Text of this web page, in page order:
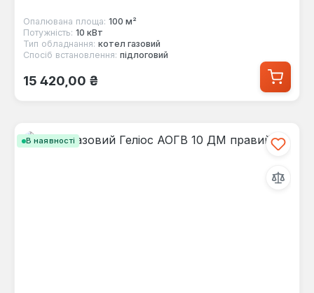
Опалювана площа: 100 м²
Потужність: 10 кВт
Тип обладнання: котел газовий
Спосіб встановлення: підлоговий
Звичайна ціна:
15 420,00 ₴
В наявності